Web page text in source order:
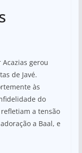
gerou
de Javé.
às
do
refletiam a tensão
a Baal, e